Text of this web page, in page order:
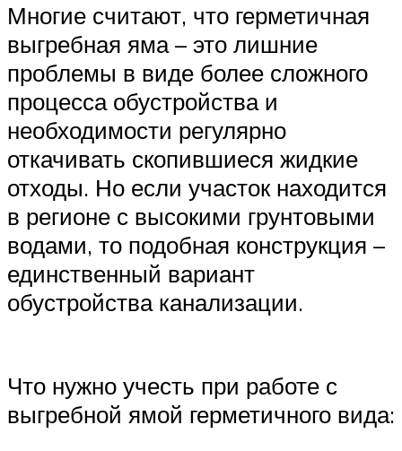
Многие считают, что герметичная
выгребная яма – это лишние
проблемы в виде более сложного
процесса обустройства и
необходимости регулярно
откачивать скопившиеся жидкие
отходы. Но если участок находится
в регионе с высокими грунтовыми
водами, то подобная конструкция –
единственный вариант
обустройства канализации.
Что нужно учесть при работе с
выгребной ямой герметичного вида: